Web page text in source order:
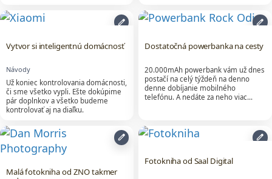
edit
Vytvor si inteligentnú domácnosť
Návody
Už koniec kontrolovania domácnosti,
či sme všetko vypli. Ešte dokúpime
pár doplnkov a všetko budeme
kontrolovať aj na diaľku.
edit
Dostatočná powerbanka na cesty
20.000mAh powerbank vám už dnes
postačí na celý týždeň na denno
denne dobíjanie mobilného
telefónu. A nedáte za neho viac…
edit
Malá fotokniha od ZNO takmer
edit
Fotokniha od Saal Digital